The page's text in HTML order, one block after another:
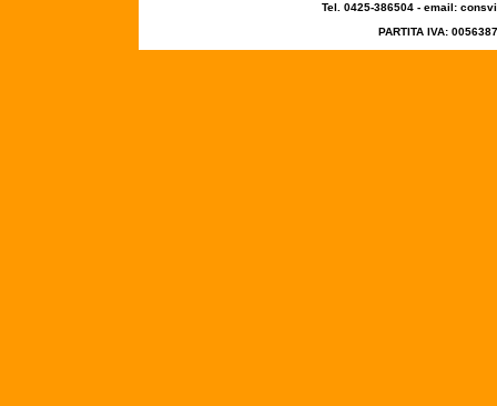
Tel. 0425-386504 - email:
PARTITA IVA: